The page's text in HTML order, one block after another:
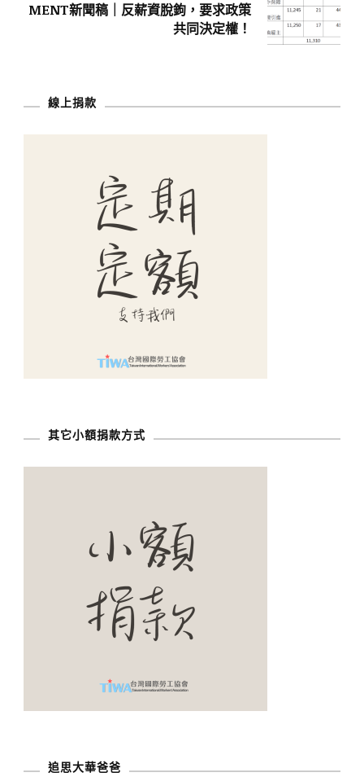
MENT新聞稿｜反薪資脫鉤，要求政策
共同決定權！
線上捐款
其它小額捐款方式
追思大華爸爸